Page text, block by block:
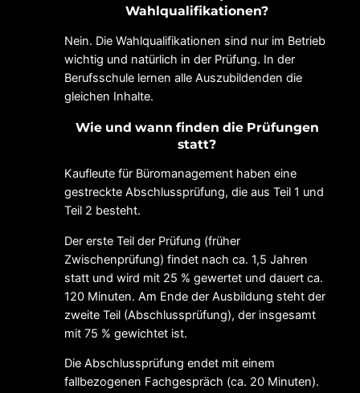
Wahlqualifikationen?
Nein. Die Wahlqualifikationen sind nur im Betrieb
wichtig und natürlich in der Prüfung. In der
Berufsschule lernen alle Auszubildenden die
gleichen Inhalte.
Wie und wann finden die Prüfungen
statt?
Kaufleute für Büromanagement haben eine
gestreckte Abschlussprüfung, die aus Teil 1 und
Teil 2 besteht.
Der erste Teil der Prüfung (früher
Zwischenprüfung) findet nach ca. 1,5 Jahren
statt und wird mit 25 % gewertet und dauert ca.
120 Minuten. Am Ende der Ausbildung steht der
zweite Teil (Abschlussprüfung), der insgesamt
mit 75 % gewichtet ist.
Die Abschlussprüfung endet mit einem
fallbezogenen Fachgespräch (ca. 20 Minuten).